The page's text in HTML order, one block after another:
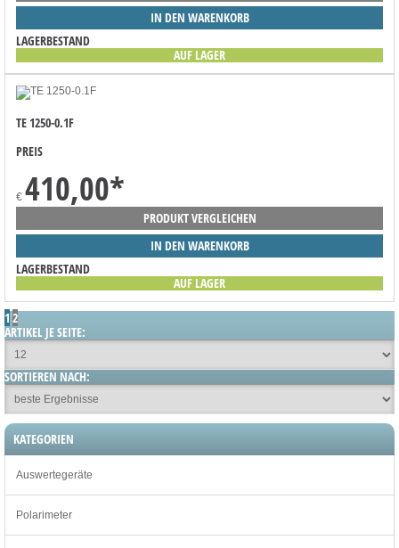
IN DEN WARENKORB
LAGERBESTAND
AUF LAGER
TE 1250-0.1F
PREIS
€ 410,00*
PRODUKT VERGLEICHEN
IN DEN WARENKORB
LAGERBESTAND
AUF LAGER
1 2
ARTIKEL JE SEITE:
SORTIEREN NACH:
KATEGORIEN
Auswertegeräte
Polarimeter